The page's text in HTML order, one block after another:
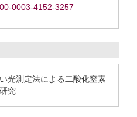
0003-4152-3257
光測定法による二酸化窒素
究